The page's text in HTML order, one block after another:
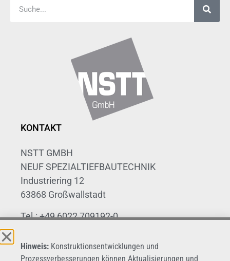
KONTAKT
NSTT GMBH
NEUF SPEZIALTIEFBAUTECHNIK
Industriering 12
63868 Großwallstadt
Tel.: +49 6022 709192-0
E-Mail: info@nstt.de
Hinweis: Konstruktionsentwicklungen und
Prozessverbesserungen können Aktualisierungen und